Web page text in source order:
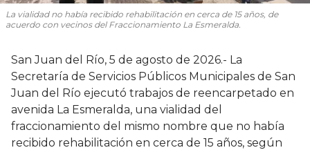
La vialidad no había recibido rehabilitación en cerca de 15 años, de
acuerdo con vecinos del Fraccionamiento La Esmeralda.
San Juan del Río, 5 de agosto de 2026.- La
Secretaría de Servicios Públicos Municipales de San
Juan del Río ejecutó trabajos de reencarpetado en
avenida La Esmeralda, una vialidad del
fraccionamiento del mismo nombre que no había
recibido rehabilitación en cerca de 15 años, según